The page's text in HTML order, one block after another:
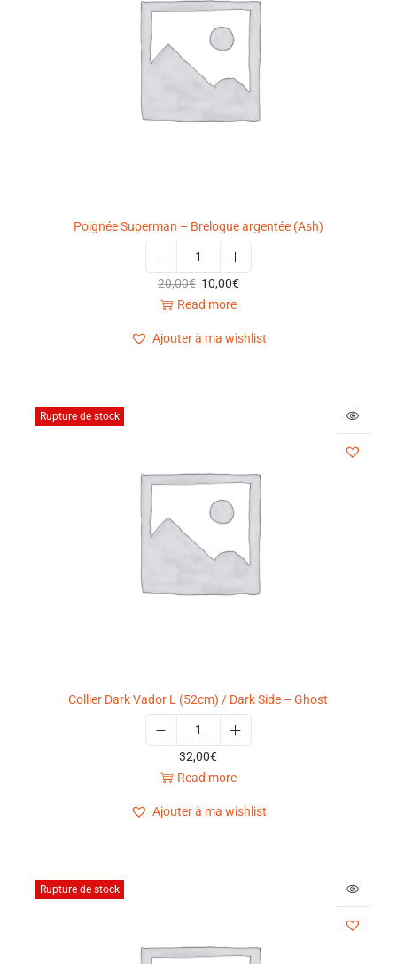
Poignée Superman – Breloque argentée (Ash)
20,00€ 10,00€
Read more
Ajouter à ma wishlist
Rupture de stock
Collier Dark Vador L (52cm) / Dark Side – Ghost
32,00€
Read more
Ajouter à ma wishlist
Rupture de stock